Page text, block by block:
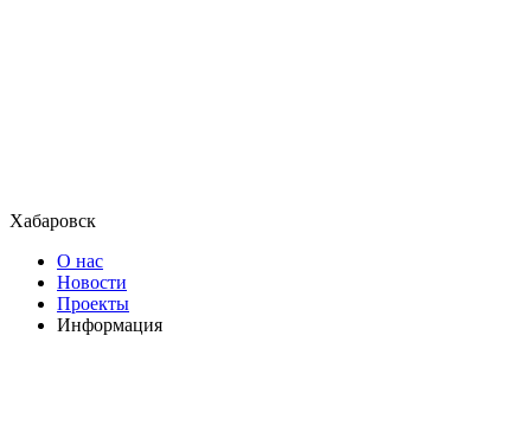
Хабаровск
О нас
Новости
Проекты
Информация